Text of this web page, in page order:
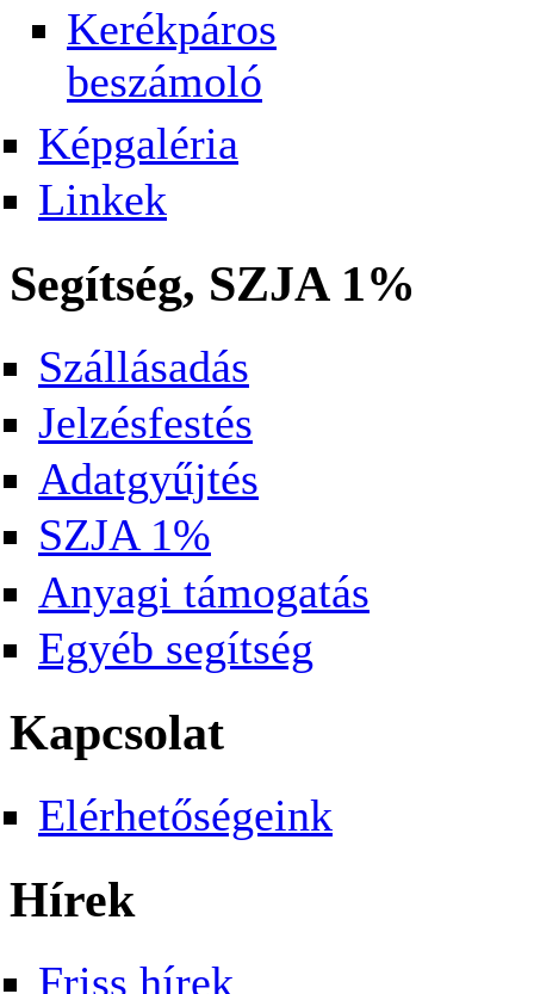
Kerékpáros
beszámoló
Képgaléria
Linkek
Segítség, SZJA 1%
Szállásadás
Jelzésfestés
Adatgyűjtés
SZJA 1%
Anyagi támogatás
Egyéb segítség
Kapcsolat
Elérhetőségeink
Hírek
Friss hírek